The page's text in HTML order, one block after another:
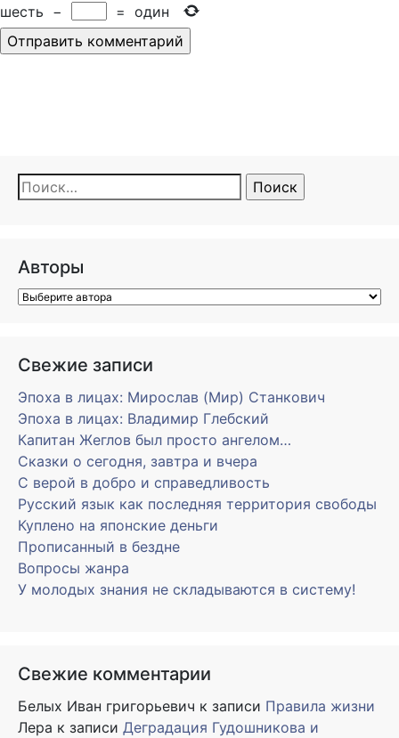
шесть − = один
Найти:
Авторы
Свежие записи
Эпоха в лицах: Мирослав (Мир) Станкович
Эпоха в лицах: Владимир Глебский
Капитан Жеглов был просто ангелом…
Сказки о сегодня, завтра и вчера
С верой в добро и справедливость
Русский язык как последняя территория свободы
Куплено на японские деньги
Прописанный в бездне
Вопросы жанра
У молодых знания не складываются в систему!
Свежие комментарии
Белых Иван григорьевич к записи Правила жизни
Лера к записи Деградация Гудошникова и